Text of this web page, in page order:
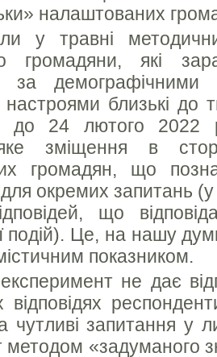
налаштованих
у травні
громадяни, які
за демографічними
настроями близькі до
до 24 лютого 2022
зміщення в
громадян, що
окремих запитань
що
подій). Це, на нашу
показником.
не дає
відповідях
чутливі запитання у
методом «задуманого